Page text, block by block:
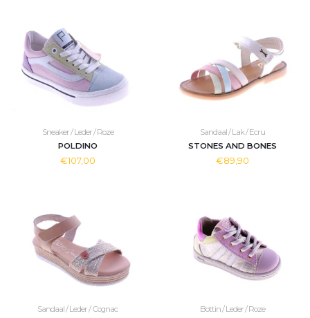
Sneaker / Leder / Roze
POLDINO
€107,00
Sandaal / Lak / Ecru
STONES AND BONES
€89,90
Sandaal / Leder / Cognac
Bottin / Leder / Roze